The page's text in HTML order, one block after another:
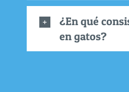
¿En qué
en gatos?